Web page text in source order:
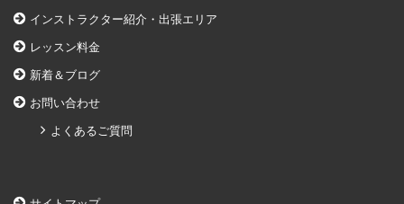
インストラクター紹介・出張エリア
レッスン料金
新着＆ブログ
お問い合わせ
よくあるご質問